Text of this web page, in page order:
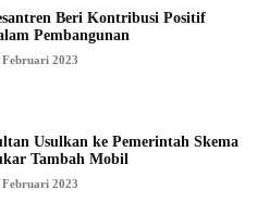
Beri Kontribusi Positif
Pembangunan
Februari 2023
Usulkan ke Pemerintah Skema
Tambah Mobil
Februari 2023